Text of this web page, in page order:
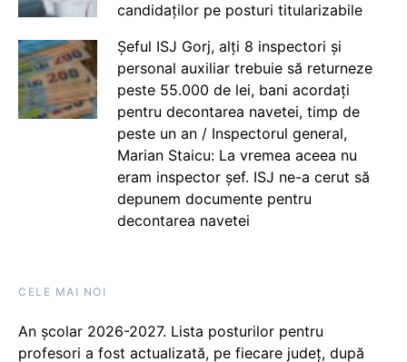
candidaților pe posturi titularizabile
Șeful ISJ Gorj, alți 8 inspectori și
personal auxiliar trebuie să returneze
peste 55.000 de lei, bani acordați
pentru decontarea navetei, timp de
peste un an / Inspectorul general,
Marian Staicu: La vremea aceea nu
eram inspector șef. ISJ ne-a cerut să
depunem documente pentru
decontarea navetei
CELE MAI NOI
An școlar 2026-2027. Lista posturilor pentru
profesori a fost actualizată, pe fiecare județ, după